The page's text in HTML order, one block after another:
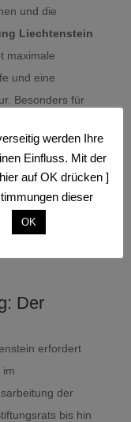
und die
Liechtenstein
maximale
und eine
Besonders für
nur ein
Der
erfordert
im
der
bis hin
werden Ihre
Einfluss. Mit der
auf OK drücken ]
dieser
OK